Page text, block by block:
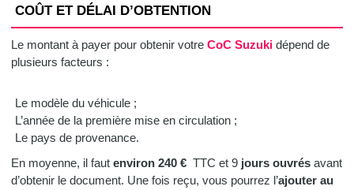
COÛT ET DÉLAI D’OBTENTION
Le montant à payer pour obtenir votre CoC Suzukidépend de
plusieurs facteurs :
Le modèle du véhicule ;
L’année de la première mise en circulation ;
Le pays de provenance.
En moyenne, il faut environ 240 €TTC et 9jours ouvrésavant
d’obtenir le document. Une fois reçu, vous pourrez l’ajouter au